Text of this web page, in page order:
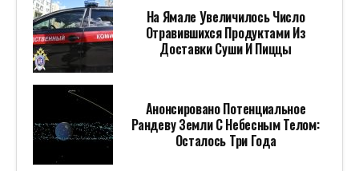
На Ямале Увеличилось Число
Отравившихся Продуктами Из
Доставки Суши И Пиццы
Анонсировано Потенциальное
Рандеву Земли С Небесным Телом:
Осталось Три Года